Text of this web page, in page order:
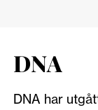
DNA
DNA har